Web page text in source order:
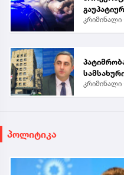
მამაკაცს
კრიმინალი
კრიმინალი
პოლიტიკა